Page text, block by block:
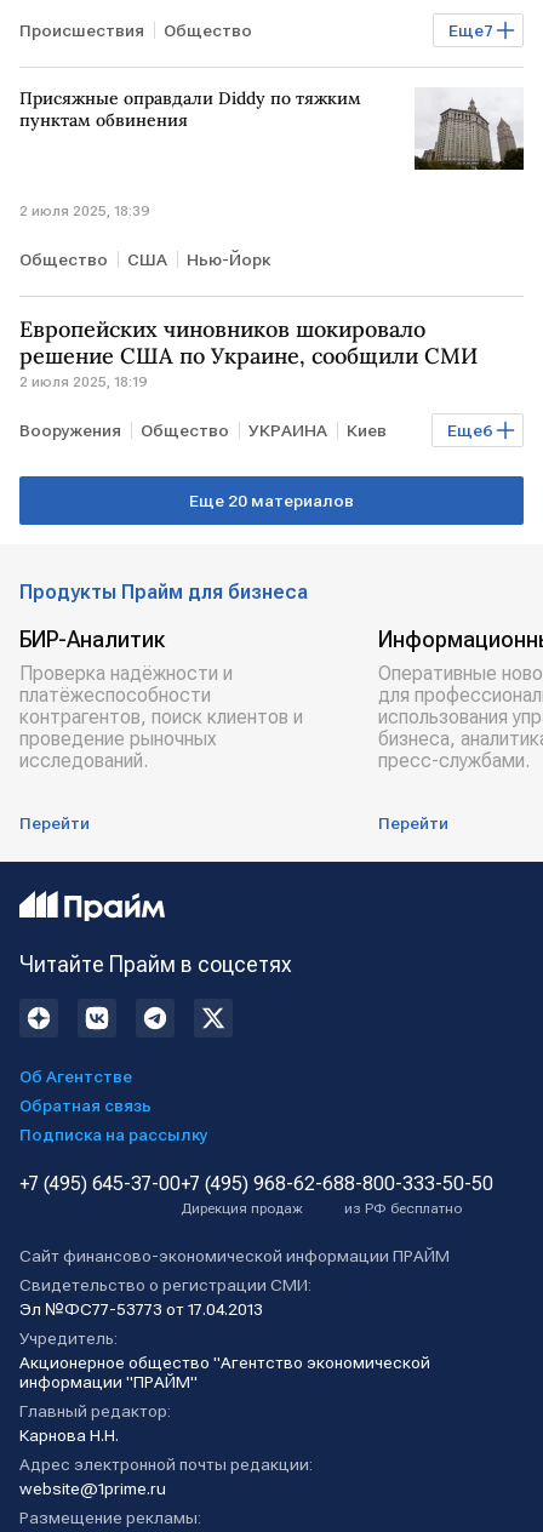
Еще7
Происшествия Общество
Мировая экономика ЕКАТЕРИНБУРГ РФ
АЗЕРБАЙДЖАН Мария Захарова
Присяжные оправдали Diddy по тяжким
пунктам обвинения
2 июля 2025, 18:39
Общество США Нью-Йорк
Европейских чиновников шокировало
решение США по Украине, сообщили СМИ
2 июля 2025, 18:19
Еще6
Вооружения Общество УКРАИНА Киев
ВАШИНГТОН Дмитрий Песков
Еще 20 материалов
Продукты Прайм для бизнеса
БИР-Аналитик
Проверка надёжности и
платёжеспособности
контрагентов, поиск клиентов и
проведение рыночных
исследований.
Перейти
Оперативные
для
использования
бизнеса,
пресс-службами.
Перейти
Читайте Прайм в соцсетях
Об Агентстве
Обратная связь
Подписка на рассылку
+7 (495) 645-37-00+7 (495) 968-62-68
Дирекция продаж
8-800-333-50-50
из РФ бесплатно
Сайт финансово-экономической информации ПРАЙМ
Свидетельство о регистрации СМИ:
Эл №ФС77-53773 от 17.04.2013
Учредитель:
Акционерное общество "Агентство экономической
информации "ПРАЙМ"
Главный редактор:
Карнова Н.Н.
Адрес электронной почты редакции:
website@1prime.ru
Размещение рекламы: